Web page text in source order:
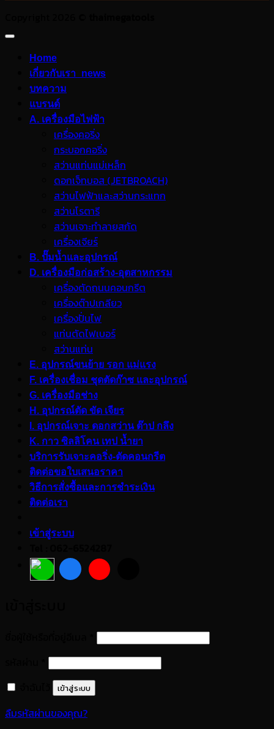
Home
เกี่ยวกับเรา_news
บทความ
แบรนด์
A. เครื่องมือไฟฟ้า
เครื่องคอริ่ง
กระบอกคอริ่ง
สว่านแท่นแม่เหล็ก
ดอกเจ็ทบอส (JETBROACH)
สว่านไฟฟ้าและสว่านกระแทก
สว่านโรตารี
สว่านเจาะทำลายสกัด
เครื่องเจียร์
B. ปั๊มน้ำและอุปกรณ์
D. เครื่องมือก่อสร้าง-อุตสาหกรรม
เครื่องตัดถนนคอนกรีต
เครื่องต๊าปเกลียว
เครื่องปั่นไฟ
แท่นตัดไฟเบอร์
สว่านแท่น
E. อุปกรณ์ขนย้าย รอก แม่แรง
F. เครื่องเชื่อม ชุดตัดก๊าซ และอุปกรณ์
G. เครื่องมือช่าง
H. อุปกรณ์ตัด ขัด เจียร
I. อุปกรณ์เจาะ ดอกสว่าน ต๊าป กลึง
K. กาว ซิลลิโคน เทป น้ำยา
บริการรับเจาะคอริ่ง-ตัดคอนกรีต
ติดต่อขอใบเสนอราคา
วิธีการสั่งซื้อและการชำระเงิน
ติดต่อเรา
เข้าสู่ระบบ
ต้องการ
ต้องการ
เข้าสู่ระบบ
ลืมรหัสผ่านของคุณ?